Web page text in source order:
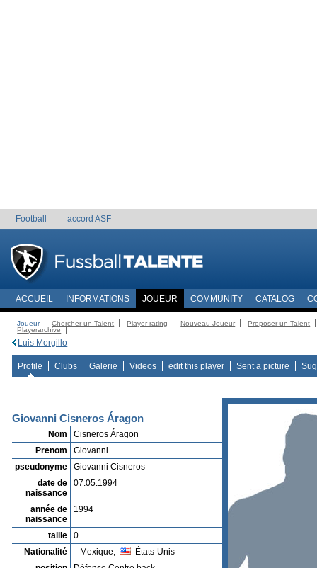
Football accord ASF
ACCUEIL INFORMATIONS JOUEUR COMMUNITY CATALOG
Joueur Chercher un Talent Player rating Nouveau Joueur
Proposer un Talent
Playerarchive
Luis Morgillo
Profile Clubs Galerie Videos edit this player Sent a picture
Giovanni Cisneros Áragon
Nom
Cisneros Áragon
Prenom
Giovanni
pseudonyme
Giovanni Cisneros
date de
naissance
07.05.1994
année de
naissance
1994
taille
0
Nationalité
Mexique,
États-Unis